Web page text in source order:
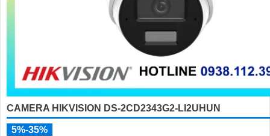
CAMERA HIKVISION DS-2CD2343G2-LI2UHUN
5%-35%